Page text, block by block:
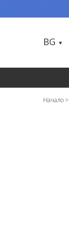
BG
Начало >